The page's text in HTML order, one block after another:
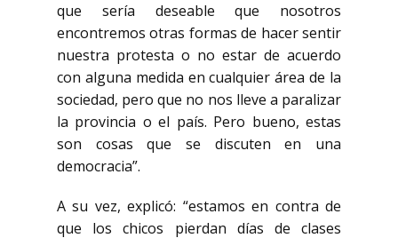
que sería deseable que nosotros
encontremos otras formas de hacer sentir
nuestra protesta o no estar de acuerdo
con alguna medida en cualquier área de la
sociedad, pero que no nos lleve a paralizar
la provincia o el país. Pero bueno, estas
son cosas que se discuten en una
democracia”.
A su vez, explicó: “estamos en contra de
que los chicos pierdan días de clases